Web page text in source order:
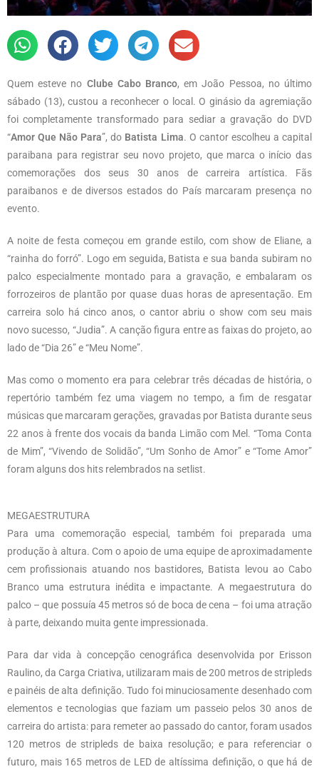
Quem esteve no Clube Cabo Branco, em João Pessoa, no último
sábado (13), custou a reconhecer o local. O ginásio da agremiação
foi completamente transformado para sediar a gravação do DVD
“Amor Que Não Para”, do Batista Lima. O cantor escolheu a capital
paraibana para registrar seu novo projeto, que marca o início das
comemorações dos seus 30 anos de carreira artística. Fãs
paraibanos e de diversos estados do País marcaram presença no
evento.
A noite de festa começou em grande estilo, com show de Eliane, a
“rainha do forró”. Logo em seguida, Batista e sua banda subiram no
palco especialmente montado para a gravação, e embalaram os
forrozeiros de plantão por quase duas horas de apresentação. Em
carreira solo há cinco anos, o cantor abriu o show com seu mais
novo sucesso, “Judia”. A canção figura entre as faixas do projeto, ao
lado de “Dia 26” e “Meu Nome”.
Mas como o momento era para celebrar três décadas de história, o
repertório também fez uma viagem no tempo, a fim de resgatar
músicas que marcaram gerações, gravadas por Batista durante seus
22 anos à frente dos vocais da banda Limão com Mel. “Toma Conta
de Mim”, “Vivendo de Solidão”, “Um Sonho de Amor” e “Tome Amor”
foram alguns dos hits relembrados na setlist.
MEGAESTRUTURA
Para uma comemoração especial, também foi preparada uma
produção à altura. Com o apoio de uma equipe de aproximadamente
cem profissionais atuando nos bastidores, Batista levou ao Cabo
Branco uma estrutura inédita e impactante. A megaestrutura do
palco – que possuía 45 metros só de boca de cena – foi uma atração
à parte, deixando muita gente impressionada.
Para dar vida à concepção cenográfica desenvolvida por Erisson
Raulino, da Carga Criativa, utilizaram mais de 200 metros de stripleds
e painéis de alta definição. Tudo foi minuciosamente desenhado com
elementos e tecnologias que faziam um passeio pelos 30 anos de
carreira do artista: para remeter ao passado do cantor, foram usados
120 metros de stripleds de baixa resolução; e para referenciar o
futuro, mais 165 metros de LED de altíssima definição, o que há de